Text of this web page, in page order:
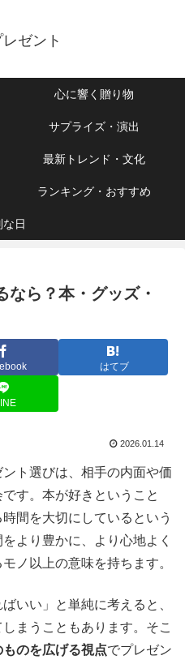
ゼント
心に響く贈り物
サプライズ・演出
最新トレンド・文化
ランキング・おすすめ
な日
なら？本・グッズ・
はてブ
2026.01.14
ト選びは、相手の内面や価
す。本が好きということ
間を大切にしているという
より豊かに、より心地よく
ノ以上の意味を持ちます。
いい」と単純に考えると、
まうこともあります。そこ
のを広げる視点でプレゼン